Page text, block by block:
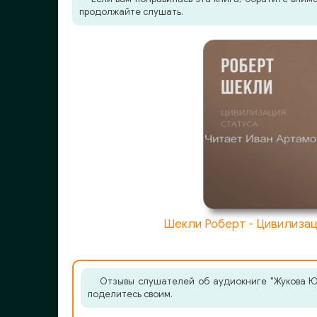
009-2
013-1
013-2
продолжайте слушать.
Шекли Роберт -
Отзывы слушателей об аудиокниге "Жукова
поделитесь своим.